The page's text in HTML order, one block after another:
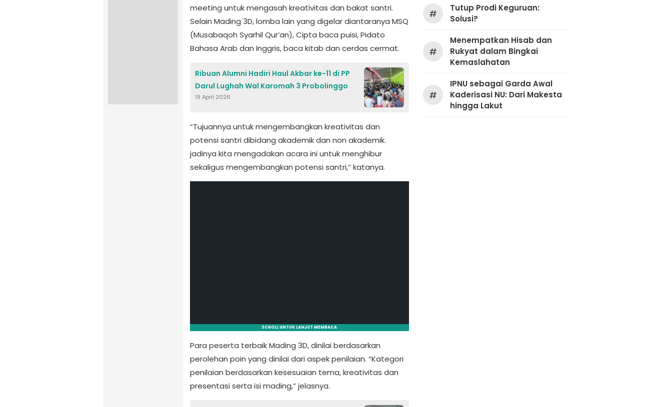
meeting untuk mengasah kreativitas dan bakat santri.
Selain Mading 3D, lomba lain yang digelar diantaranya MSQ
(Musabaqoh Syarhil Qur’an), Cipta baca puisi, Pidato
Bahasa Arab dan Inggris, baca kitab dan cerdas cermat.
Ribuan Alumni Hadiri Haul Akbar ke-11 di PP
Darul Lughah Wal Karomah 3 Probolinggo
19 April 2026
“Tujuannya untuk mengembangkan kreativitas dan
potensi santri dibidang akademik dan non akademik.
jadinya kita mengadakan acara ini untuk menghibur
sekaligus mengembangkan potensi santri,” katanya.
SCROLL UNTUK LANJUT MEMBACA
Para peserta terbaik Mading 3D, dinilai berdasarkan
perolehan poin yang dinilai dari aspek penilaian. “Kategori
penilaian berdasarkan kesesuaian tema, kreativitas dan
presentasi serta isi mading,” jelasnya.
#
Tutup Prodi Keguruan:
Solusi?
#
Menempatkan Hisab dan
Rukyat dalam Bingkai
Kemaslahatan
#
IPNU sebagai Garda Awal
Kaderisasi NU: Dari Makesta
hingga Lakut